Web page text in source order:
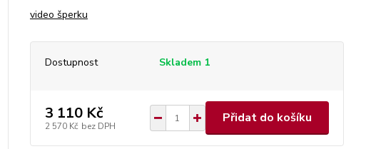
video šperku
Dostupnost Skladem 1
3 110 Kč
2 570 Kč bez DPH
Přidat do košíku